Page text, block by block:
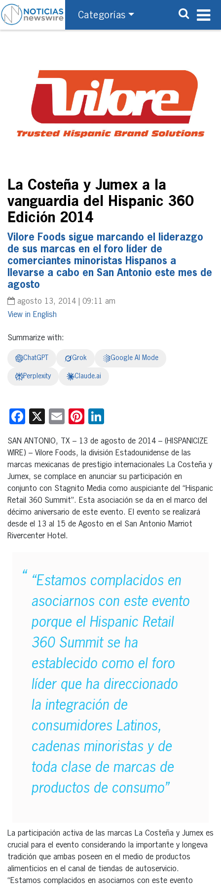
Categorías
La Costeña y Jumex a la
vanguardia del Hispanic 360
Edición 2014
Vilore Foods sigue marcando el liderazgo
de sus marcas en el foro líder de
comerciantes minoristas Hispanos a
llevarse a cabo en San Antonio este mes de
agosto
agosto 13, 2014 | 09:11 am
English
Summarize with:
ChatGPT Grok Google AI Mode
Perplexity Claude.ai
Facebook
X EmailPinterest
SAN ANTONIO, TX – 13 de agosto de 2014 – (HISPANICIZE
WIRE) – Vilore Foods, la división Estadounidense de las
marcas mexicanas de prestigio internacionales La Costeña y
Jumex, se complace en anunciar su participación en
conjunto con Stagnito Media como auspiciante del “Hispanic
Retail 360 Summit”. Esta asociación se da en el marco del
décimo aniversario de este evento. El evento se realizará
desde el 13 al 15 de Agosto en el San Antonio Marriot
Rivercenter Hotel.
“Estamos complacidos en
asociarnos con este evento
porque el Hispanic Retail
360 Summit se ha
establecido como el foro
líder que ha direccionado
la integración de
consumidores Latinos,
cadenas minoristas y de
toda clase de marcas de
productos de consumo”
La participación activa de las marcas La Costeña y Jumex es
crucial para el evento considerando la importante y longeva
tradición que ambas poseen en el medio de productos
alimenticios en el canal de tiendas de autoservicio.
“Estamos complacidos en asociarnos con este evento